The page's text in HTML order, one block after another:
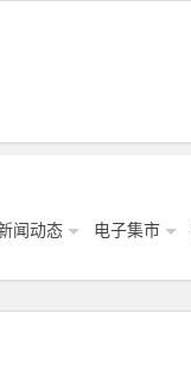
闻动态 电子集市